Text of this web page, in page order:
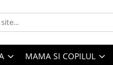
MAMA SI COPILUL